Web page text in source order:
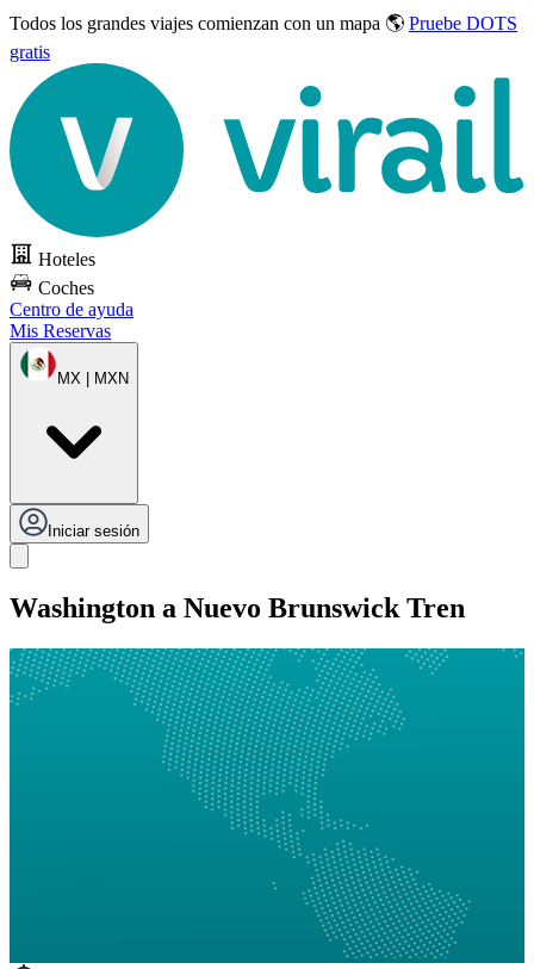
Todos los grandes viajes comienzan con un mapa 🌎 Pruebe DOTS
gratis
Hoteles
Coches
Centro de ayuda
Mis Reservas
MX | MXN
Iniciar sesión
Washington a Nuevo Brunswick Tren